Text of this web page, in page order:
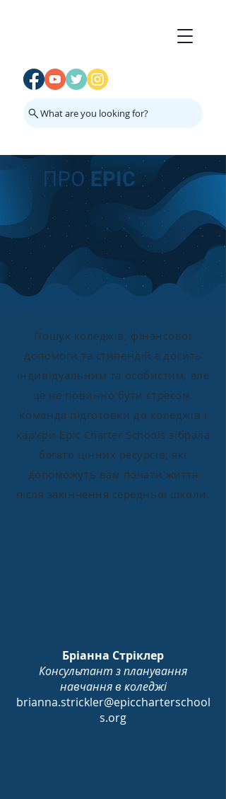
What are you looking for?
ПРО EPIC
Пошук коледжів, фінансової
допомоги та стипендій є досить
індивідуальним та особистим, але
це не повинно бути стресом.
Команда підготовки до коледжів і
кар’єри Epic Charter Schools зібрала
багато цінних ресурсів, які
допоможуть вам почати життя
після закінчення середньої школи.
Бріанна Стріклер
Консультант з планування
навчання в коледжі
brianna.strickler@epiccharterschool
s.org